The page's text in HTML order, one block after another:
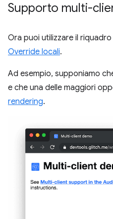
Supporto multi-
Ora puoi utilizzare il riquadro
Override locali.
Ad esempio, supponiamo
e che una delle maggiori
rendering.